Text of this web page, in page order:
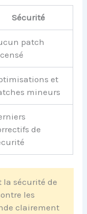
Sécurité
patch
et
mineurs
de
la sécurité de
les
clairement